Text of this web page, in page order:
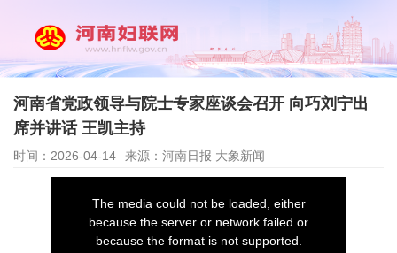
河南省党政领导与院士专家座谈会召开 向巧刘宁出
席并讲话 王凯主持
时间：2026-04-14 来源：河南日报 大象新闻